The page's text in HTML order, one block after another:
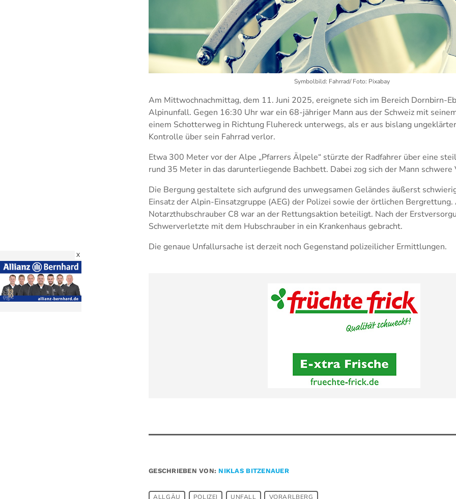
Symbolbild: Fahrrad/ Foto: Pixabay
Am Mittwochnachmittag, dem 11. Juni 2025, ereignete sich im Bereich Dornbirn-
Alpinunfall. Gegen 16:30 Uhr war ein 68-jähriger Mann aus der Schweiz mit
einem Schotterweg in Richtung Fluhereck unterwegs, als er aus bislang
Kontrolle über sein Fahrrad verlor.
Etwa 300 Meter vor der Alpe „Pfarrers Älpele“ stürzte der Radfahrer über eine
rund 35 Meter in das darunterliegende Bachbett. Dabei zog sich der Mann schwere
Die Bergung gestaltete sich aufgrund des unwegsamen Geländes äußerst
Einsatz der Alpin-Einsatzgruppe (AEG) der Polizei sowie der örtlichen Bergrettung.
Notarzthubschrauber C8 war an der Rettungsaktion beteiligt. Nach der
Schwerverletzte mit dem Hubschrauber in ein Krankenhaus gebracht.
Die genaue Unfallursache ist derzeit noch Gegenstand polizeilicher Ermittlungen.
GESCHRIEBEN VON: NIKLAS BITZENAUER
ALLGÄU POLIZEI UNFALL VORARLBERG
X